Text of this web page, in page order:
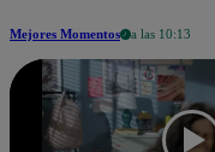
Mejores Momentos a las 10:13